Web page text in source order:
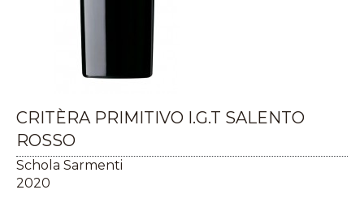
CRITÈRA PRIMITIVO I.G.T SALENTO
ROSSO
Schola Sarmenti
2020